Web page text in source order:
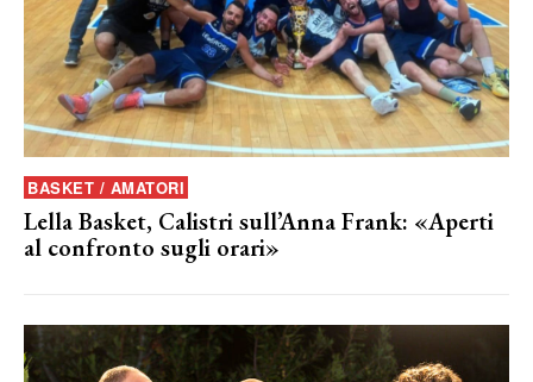
BASKET / AMATORI
Lella Basket, Calistri sull’Anna Frank: «Aperti
al confronto sugli orari»